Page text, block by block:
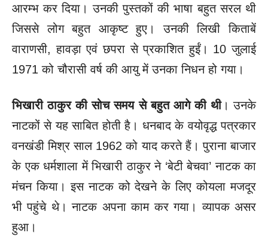
आरम्भ कर दिया। उनकी पुस्तकों की भाषा बहुत सरल थी
जिससे लोग बहुत आकृष्ट हुए। उनकी लिखी किताबें
वाराणसी, हावड़ा एवं छपरा से प्रकाशित हुईं। 10 जुलाई
1971 को चौरासी वर्ष की आयु में उनका निधन हो गया।
भिखारी ठाकुर की सोच समय से बहुत आगे की थी। उनके
नाटकों से यह साबित होती है। धनबाद के वयोवृद्ध पत्रकार
वनखंडी मिश्र साल 1962 को याद करते हैं। पुराना बाजार
के एक धर्मशाला में भिखारी ठाकुर ने ‘बेटी बेचवा’ नाटक का
मंचन किया। इस नाटक को देखने के लिए कोयला मजदूर
भी पहुंचे थे। नाटक अपना काम कर गया। व्यापक असर
हुआ।